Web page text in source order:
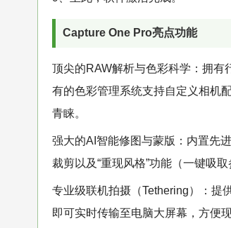
Capture One Pro亮点功能
顶尖的RAW解析与色彩科学：拥有
有的色彩管理系统支持自定义相机
青睐。
强大的AI智能修图与蒙版：内置先
裁剪以及“重现风格”功能（一键吸
专业级联机拍摄（Tethering）：提
即可实时传输至电脑大屏幕，方便